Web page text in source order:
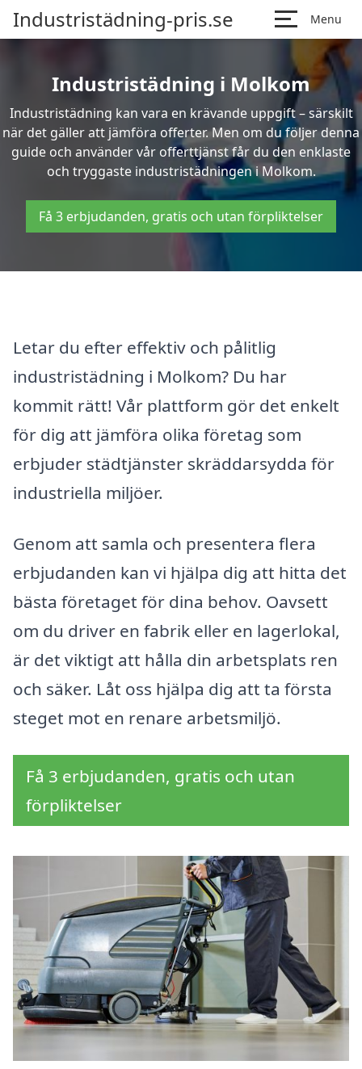
Industristädning-pris.se Menu
Industristädning i Molkom
Industristädning kan vara en krävande uppgift – särskilt
när det gäller att jämföra offerter. Men om du följer denna
guide och använder vår offerttjänst får du den enklaste
och tryggaste industristädningen i Molkom.
Få 3 erbjudanden, gratis och utan förpliktelser
Letar du efter effektiv och pålitlig
industristädning i Molkom? Du har
kommit rätt! Vår plattform gör det enkelt
för dig att jämföra olika företag som
erbjuder städtjänster skräddarsydda för
industriella miljöer.
Genom att samla och presentera flera
erbjudanden kan vi hjälpa dig att hitta det
bästa företaget för dina behov. Oavsett
om du driver en fabrik eller en lagerlokal,
är det viktigt att hålla din arbetsplats ren
och säker. Låt oss hjälpa dig att ta första
steget mot en renare arbetsmiljö.
Få 3 erbjudanden, gratis och utan
förpliktelser